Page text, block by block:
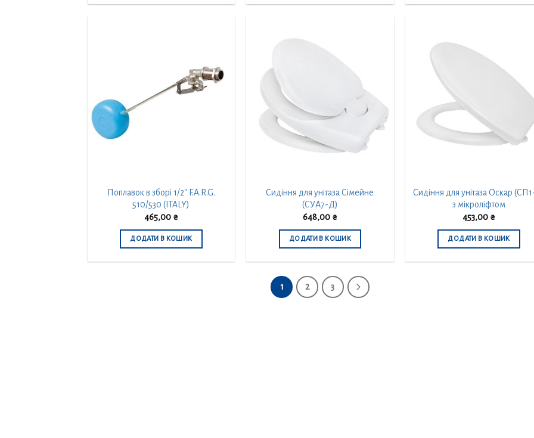
Поплавок в зборі 1/2″ F.A.R.G.
510/530 (ITALY)
465,00 ₴
ДОДАТИ В КОШИК
Сидіння для унітаза Сімейне
(СУА7-Д)
648,00 ₴
ДОДАТИ В КОШИК
Сидіння для унітаза Оскар
з мікроліфтом
453,00 ₴
ДОДАТИ В КОШИК
1 2 3